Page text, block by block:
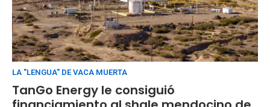
LA "LENGUA" DE VACA MUERTA
TanGo Energy le consiguió